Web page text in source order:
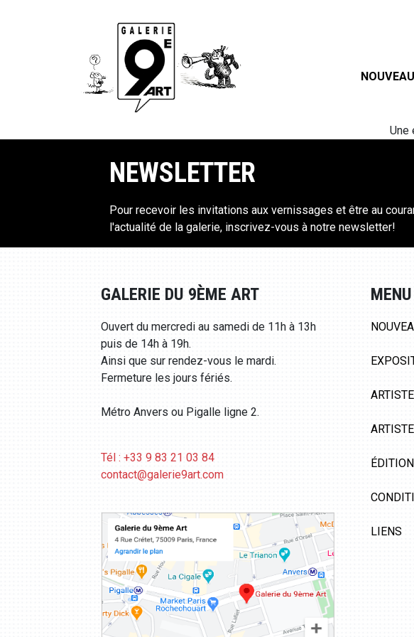
Une
NEWSLETTER
Pour recevoir les invitations aux vernissages et être au
l'actualité de la galerie, inscrivez-vous à notre newsletter!
GALERIE DU 9ÈME ART
Ouvert du mercredi au samedi de 11h à 13h
puis de 14h à 19h.
Ainsi que sur rendez-vous le mardi.
Fermeture les jours fériés.
Métro Anvers ou Pigalle ligne 2.
Tél : +33 9 83 21 03 84
contact@galerie9art.com
MENU
ÉDITION
LIENS